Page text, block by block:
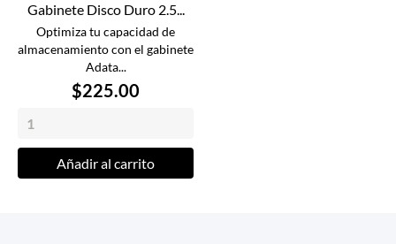
Gabinete Disco Duro 2.5...
Optimiza tu capacidad de
almacenamiento con el gabinete
Adata...
$225.00
Añadir al carrito